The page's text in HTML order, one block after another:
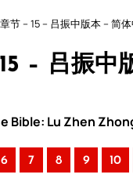
节 – 15 – 吕振中版本 – 简
– 吕振中
Bible: Lu Zhen
6 7 8 9 10